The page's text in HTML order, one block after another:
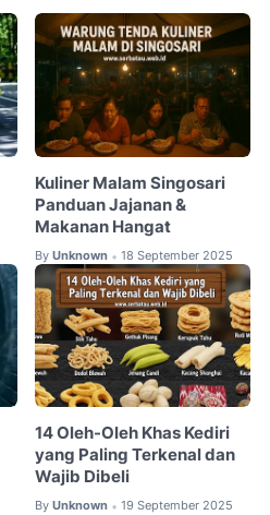
Kuliner Malam Singosari
Panduan Jajanan &
Makanan Hangat
By Unknown • 18 September 2025
14 Oleh-Oleh Khas Kediri
yang Paling Terkenal dan
Wajib Dibeli
By Unknown • 19 September 2025